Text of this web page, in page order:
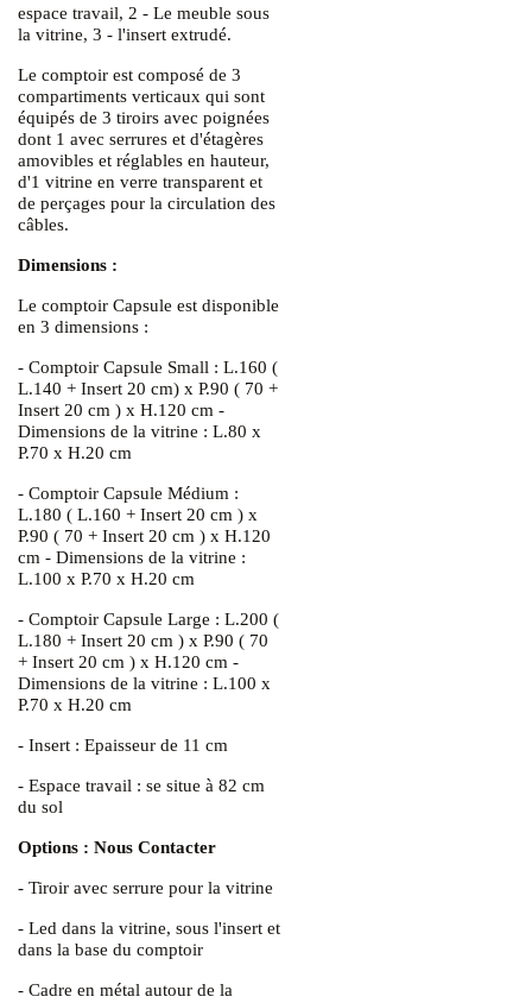
espace travail, 2 - Le meuble sous
la vitrine, 3 - l'insert extrudé.
Le comptoir est composé de 3
compartiments verticaux qui sont
équipés de 3 tiroirs avec poignées
dont 1 avec serrures et d'étagères
amovibles et réglables en hauteur,
d'1 vitrine en verre transparent et
de perçages pour la circulation des
câbles.
Dimensions :
Le comptoir Capsule est disponible
en 3 dimensions :
- Comptoir Capsule Small : L.160 (
L.140 + Insert 20 cm) x P.90 ( 70 +
Insert 20 cm ) x H.120 cm -
Dimensions de la vitrine : L.80 x
P.70 x H.20 cm
- Comptoir Capsule Médium :
L.180 ( L.160 + Insert 20 cm ) x
P.90 ( 70 + Insert 20 cm ) x H.120
cm - Dimensions de la vitrine :
L.100 x P.70 x H.20 cm
- Comptoir Capsule Large : L.200 (
L.180 + Insert 20 cm ) x P.90 ( 70
+ Insert 20 cm ) x H.120 cm -
Dimensions de la vitrine : L.100 x
P.70 x H.20 cm
- Insert : Epaisseur de 11 cm
- Espace travail : se situe à 82 cm
du sol
Options : Nous Contacter
- Tiroir avec serrure pour la vitrine
- Led dans la vitrine, sous l'insert et
dans la base du comptoir
- Cadre en métal autour de la